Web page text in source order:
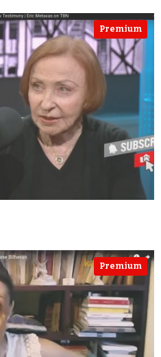
Premium
Premium